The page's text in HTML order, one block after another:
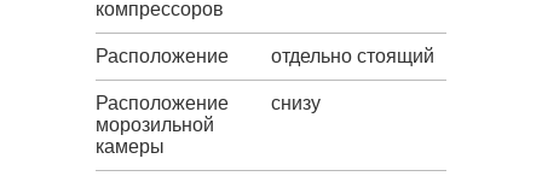
компрессоров
Расположение отдельно стоящий
Расположение
морозильной
камеры
снизу